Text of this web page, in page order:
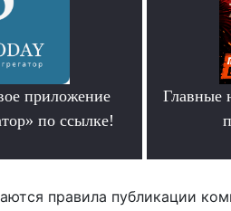
приложение
по ссылке!
Главные
правила публикации